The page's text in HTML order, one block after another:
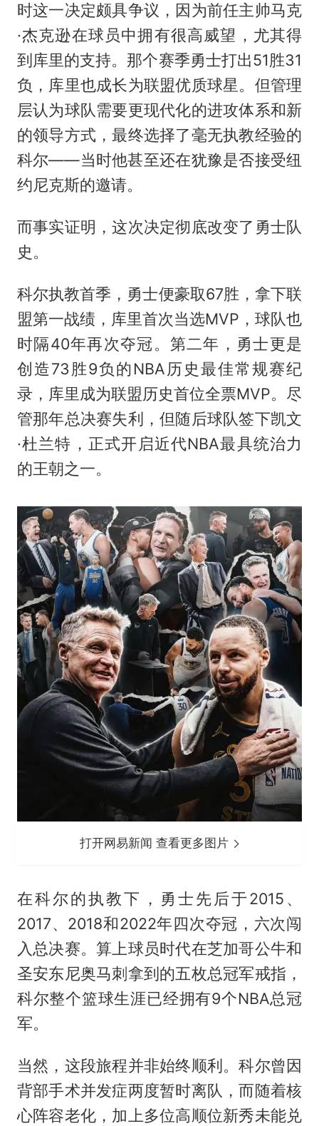
时这一决定颇具争议，因为前任主帅马克
·杰克逊在球员中拥有很高威望，尤其得
到库里的支持。那个赛季勇士打出51胜31
负，库里也成长为联盟优质球星。但管理
层认为球队需要更现代化的进攻体系和新
的领导方式，最终选择了毫无执教经验的
科尔——当时他甚至还在犹豫是否接受纽
约尼克斯的邀请。
而事实证明，这次决定彻底改变了勇士队
史。
科尔执教首季，勇士便豪取67胜，拿下联
盟第一战绩，库里首次当选MVP，球队也
时隔40年再次夺冠。第二年，勇士更是
创造73胜9负的NBA历史最佳常规赛纪
录，库里成为联盟历史首位全票MVP。尽
管那年总决赛失利，但随后球队签下凯文
·杜兰特，正式开启近代NBA最具统治力
的王朝之一。
打开网易新闻 查看更多图片
在科尔的执教下，勇士先后于2015、
2017、2018和2022年四次夺冠，六次闯
入总决赛。算上球员时代在芝加哥公牛和
圣安东尼奥马刺拿到的五枚总冠军戒指，
科尔整个篮球生涯已经拥有9个NBA总冠
军。
当然，这段旅程并非始终顺利。科尔曾因
背部手术并发症两度暂时离队，而随着核
心阵容老化，加上多位高顺位新秀未能兑